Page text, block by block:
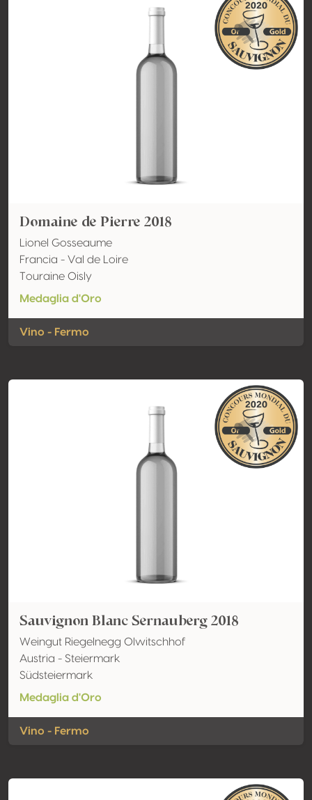
Domaine de Pierre 2018
Lionel Gosseaume
Francia - Val de Loire
Touraine Oisly
Medaglia d'Oro
Vino - Fermo
Sauvignon Blanc Sernauberg 2018
Weingut Riegelnegg Olwitschhof
Austria - Steiermark
Südsteiermark
Medaglia d'Oro
Vino - Fermo